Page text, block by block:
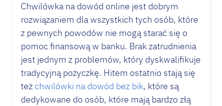
Chwilówka na dowód online jest dobrym
rozwiązaniem dla wszystkich tych osób, które
z pewnych powodów nie mogą starać się o
pomoc finansową w banku. Brak zatrudnienia
jest jednym z problemów, który dyskwalifikuje
tradycyjną pożyczkę. Hitem ostatnio stają się
też chwilówki na dowód bez bik, które są
dedykowane do osób, które mają bardzo złą